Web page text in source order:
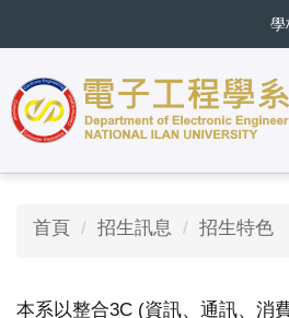
要
內
容
學
首頁 招生訊息 招生特色
本系以整合3C (資訊、通訊、消